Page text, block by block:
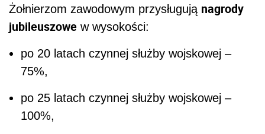
Żołnierzom zawodowym przysługują nagrody
jubileuszowe w wysokości:
po 20 latach czynnej służby wojskowej –
75%,
po 25 latach czynnej służby wojskowej –
100%,